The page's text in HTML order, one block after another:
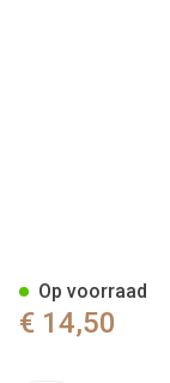
€ 14,50
Op voorraad